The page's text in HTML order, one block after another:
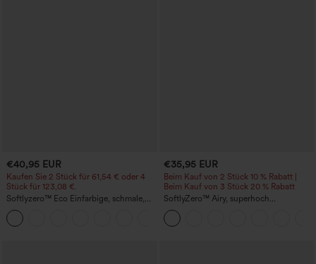
€40,95 EUR
Kaufen Sie 2 Stück für 61,54 € oder 4
Stück für 123,08 €.
Softlyzero™ Eco Einfarbige, schmale,
hoch taillierte Wanderhose mit
mehreren Taschen
€35,95 EUR
Beim Kauf von 2 Stück 10 % Rabatt |
Beim Kauf von 3 Stück 20 % Rabatt
SoftlyZero™ Airy, superhoch
geschnittene 2-in-1 InstantCool Yoga-
Shorts 7" mit Taschen